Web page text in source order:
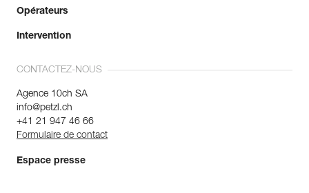
Opérateurs
Intervention
CONTACTEZ-NOUS
Agence 10ch SA
info@petzl.ch
+41 21 947 46 66
Formulaire de contact
Espace presse